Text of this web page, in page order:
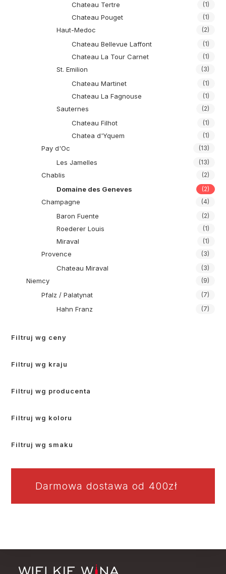
Chateau Tertre (1)
Chateau Pouget (1)
Haut-Medoc (2)
Chateau Bellevue Laffont (1)
Chateau La Tour Carnet (1)
St. Emilion (3)
Chateau Martinet (1)
Chateau La Fagnouse (1)
Sauternes (2)
Chateau Filhot (1)
Chatea d'Yquem (1)
Pay d'Oc (13)
Les Jamelles (13)
Chablis (2)
Domaine des Geneves (2)
Champagne (4)
Baron Fuente (2)
Roederer Louis (1)
Miraval (1)
Provence (3)
Chateau Miraval (3)
Niemcy (9)
Pfalz / Palatynat (7)
Hahn Franz (7)
Filtruj wg ceny
Filtruj wg kraju
Filtruj wg producenta
Filtruj wg koloru
Filtruj wg smaku
Darmowa dostawa od 400zł